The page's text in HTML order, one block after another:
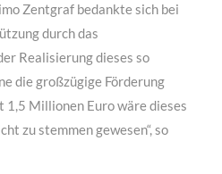
Zentgraf bedankte sich bei
durch das
Realisierung dieses so
die großzügige Förderung
1,5 Millionen Euro wäre dieses
zu stemmen gewesen“, so
ligula eget dolor.
INFOS